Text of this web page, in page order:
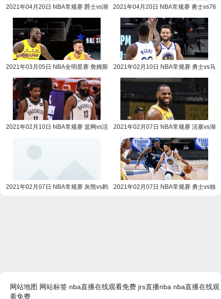
2021年04月20日 NBA常规赛 爵士vs湖
2021年04月20日 NBA常规赛 勇士vs76
2021年03月05日 NBA全明星赛 詹姆斯
2021年02月10日 NBA常规赛 勇士vs马
2021年02月10日 NBA常规赛 篮网vs活
2021年02月07日 NBA常规赛 活塞vs湖
2021年02月07日 NBA常规赛 灰熊vs鹈
2021年02月07日 NBA常规赛 勇士vs独
网站地图 网站标签 nba直播在线观看免费 jrs直播nba nba直播在线观
看免费